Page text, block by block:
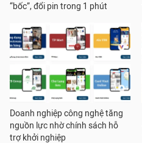
“bốc”, đổi pin trong 1 phút
Doanh nghiệp công nghệ tăng
nguồn lực nhờ chính sách hỗ
trợ khởi nghiệp